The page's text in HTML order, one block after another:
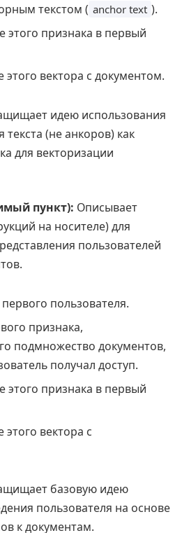
текстом ( anchor text ).
этого признака в первый
вектора с документом.
идею использования
(не анкоров) как
для векторизации
пункт): Описывает
на носителе) для
пользователей
пользователя.
признака,
подмножество документов,
получал доступ.
этого признака в первый
вектора с
базовую идею
пользователя на основе
к документам.